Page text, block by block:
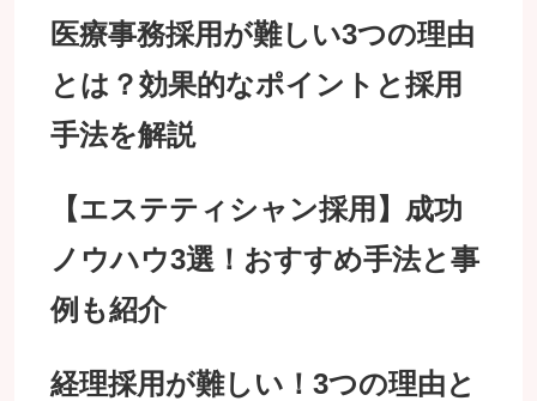
医療事務採用が難しい3つの理由
とは？効果的なポイントと採用
手法を解説
【エステティシャン採用】成功
ノウハウ3選！おすすめ手法と事
例も紹介
経理採用が難しい！3つの理由と